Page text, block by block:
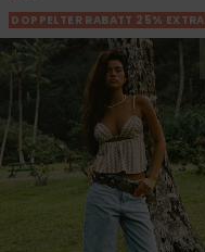
DOPPELTER RABATT 25% EXTRA